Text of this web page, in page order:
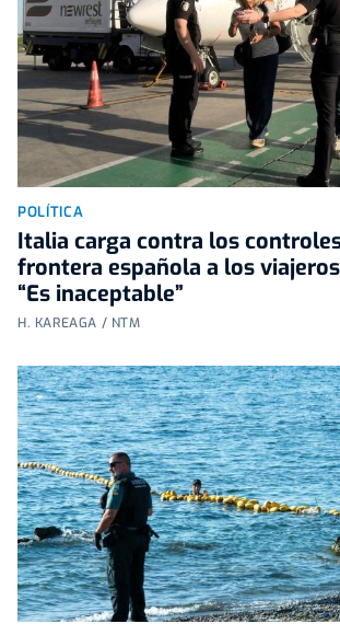
POLÍTICA
Italia carga contra los
frontera española a los
“Es inaceptable”
H. KAREAGA / NTM